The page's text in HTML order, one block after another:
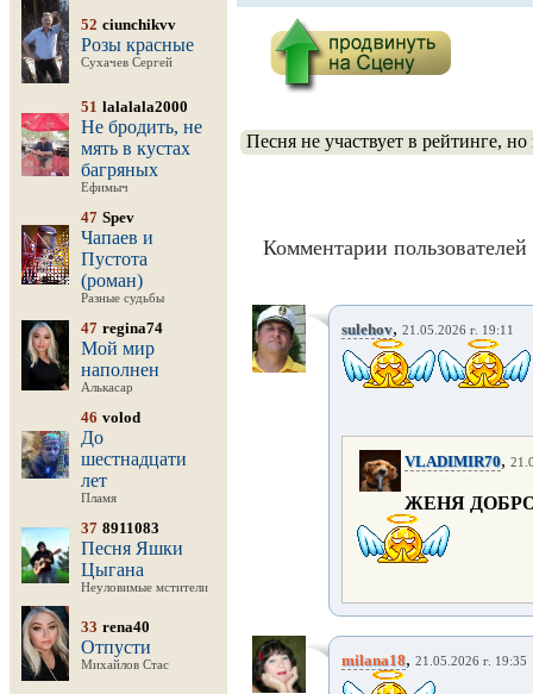
52 ciunchikvv
Розы красные
Сухачев Сергей
51 lalalala2000
Не бродить, не
мять в кустах
багряных
Ефимыч
47 Spev
Чапаев и
Пустота
(роман)
Разные судьбы
47 regina74
Мой мир
наполнен
Алькасар
46 volod
До
шестнадцати
лет
Пламя
37 8911083
Песня Яшки
Цыгана
Неуловимые мстители
33 rena40
Отпусти
Михайлов Стас
Песня не участвует в рейтинге,
Комментарии пользователей
sulehov, 21.05.2026 г. 19:11
VLADIMIR70,
ЖЕНЯ
milana18, 21.05.2026 г. 19:35